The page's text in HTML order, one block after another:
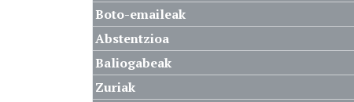
Boto-emaileak
Abstentzioa
Baliogabeak
Zuriak